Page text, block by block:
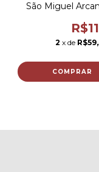
São Miguel
2 x de
COMPRAR